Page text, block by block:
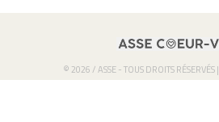
© 2026 / ASSE - TOUS DROITS RÉSERVÉS |